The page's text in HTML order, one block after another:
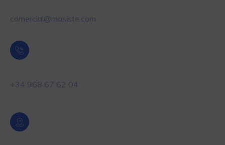
comercial@masiste.com
+34 968 67 62 04